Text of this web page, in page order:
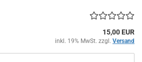
15,00 EUR
inkl. 19% MwSt. zzgl. Versand